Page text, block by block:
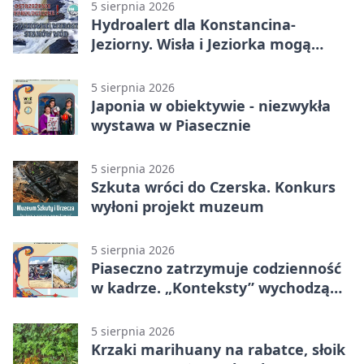
5 sierpnia 2026
Hydroalert dla Konstancina-
Jeziorny. Wisła i Jeziorka mogą
5 sierpnia 2026
Japonia w obiektywie - niezwykła
wystawa w Piasecznie
5 sierpnia 2026
Szkuta wróci do Czerska. Konkurs
wyłoni projekt muzeum
5 sierpnia 2026
Piaseczno zatrzymuje codzienność
w kadrze. „Konteksty” wychodzą
5 sierpnia 2026
Krzaki marihuany na rabatce, słoik